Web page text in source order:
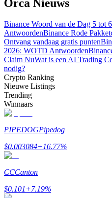
Bitrue-partners
Tot 65% commissies!
Orca Nieuws
Binance Woord van de Dag 5 tot
AntwoordenBinance Rode
Ontvang vandaag gratis punten
2026: WOTD Antwoorden
Claim NuWat is een AI Trading
nodig?
Crypto Ranking
Nieuwe Listings
Trending
Winnaars
PIPEDOGPipedog
$0.003084+16.77%
CCCanton
$0.101+7.19%